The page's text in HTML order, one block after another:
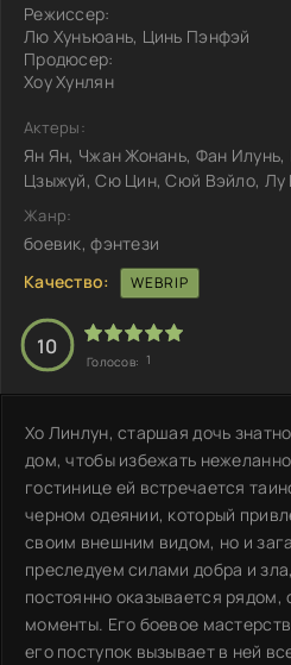
Режиссер:
Лю Хунъюань, Цинь Пэнфэй
Продюсер:
Хоу Хунлян
Актеры:
Ян Ян, Чжан Жонань, Фан
Цзыжуй, Сю Цин, Сюй Вэйло,
Жанр:
боевик, фэнтези
Качество:
WEBRIP
10
Голосов: 1
Хо Линлун, старшая дочь
дом, чтобы избежать
гостинице ей встречается
черном одеянии, который
своим внешним видом, но и
преследуем силами добра и
постоянно оказывается рядом,
моменты. Его боевое
его поступок вызывает в ней